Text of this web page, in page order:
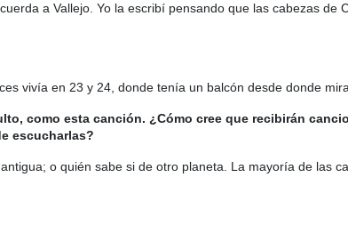
a Vallejo. Yo la escribí pensando que las cabezas de
vivía en 23 y 24, donde tenía un balcón desde donde
como esta canción. ¿Cómo cree que recibirán
escucharlas?
o quién sabe si de otro planeta. La mayoría de las